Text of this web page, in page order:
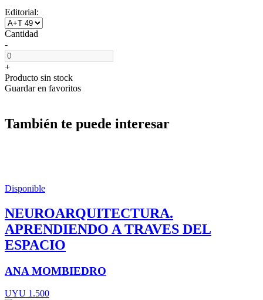
Editorial:
Cantidad
-
+
Producto sin stock
Guardar en favoritos
También te puede interesar
Disponible
NEUROARQUITECTURA.
APRENDIENDO A TRAVES DEL
ESPACIO
ANA MOMBIEDRO
UYU 1.500